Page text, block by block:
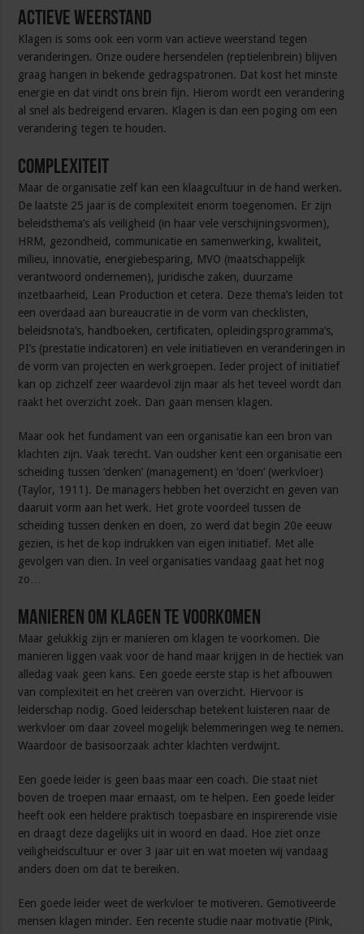
Actieve weerstand
Klagen is soms ook een vorm van actieve weerstand tegen
veranderingen. Onze oudere hersendelen (reptielenbrein) blijven
graag hangen in bekende gedragspatronen. Dat kost het minste
energie en dat vindt ons brein fijn. Hierom wordt een verandering
al snel als bedreigend ervaren. Klagen is dan een poging om een
verandering tegen te houden.
Complexiteit
Maar de organisatie zelf kan een klaagcultuur in de hand werken.
De laatste 25 jaar is de complexiteit enorm toegenomen. Er zijn
beleidsthema’s als veiligheid (in haar vele verschijningsvormen),
HRM, gezondheid, communicatie en samenwerking, kwaliteit,
milieu, innovatie, energiebesparing, MVO (maatschappelijk
verantwoord ondernemen), juridische zaken, duurzame
inzetbaarheid, Lean Production et cetera. Deze thema’s leiden tot
een overdaad aan bureaucratie in de vorm van checklisten,
beleidsnota’s, handboeken, certificaten, opleidingsprogramma’s,
PI’s (prestatie indicatoren) en vele initiatieven en veranderingen in
de vorm van projecten en werkgroepen. Ieder project of initiatief
kan op zichzelf zeer waardevol zijn maar als het teveel wordt dan
raakt het overzicht zoek. Dan gaan mensen klagen.
Maar ook het fundament van een organisatie kan een bron van
klachten zijn. Vaak terecht. Van oudsher kent een organisatie een
scheiding tussen ‘denken’ (management) en ‘doen’ (werkvloer)
(Taylor, 1911). De managers hebben het overzicht en geven van
daaruit vorm aan het werk. Het grote voordeel tussen de
scheiding tussen denken en doen, zo werd dat begin 20e eeuw
gezien, is het de kop indrukken van eigen initiatief. Met alle
gevolgen van dien. In veel organisaties vandaag gaat het nog
zo…
Manieren om klagen te voorkomen
Maar gelukkig zijn er manieren om klagen te voorkomen. Die
manieren liggen vaak voor de hand maar krijgen in de hectiek van
alledag vaak geen kans. Een goede eerste stap is het afbouwen
van complexiteit en het creëren van overzicht. Hiervoor is
leiderschap nodig. Goed leiderschap betekent luisteren naar de
werkvloer om daar zoveel mogelijk belemmeringen weg te nemen.
Waardoor de basisoorzaak achter klachten verdwijnt.
Een goede leider is geen baas maar een coach. Die staat niet
boven de troepen maar ernaast, om te helpen. Een goede leider
heeft ook een heldere praktisch toepasbare en inspirerende visie
en draagt deze dagelijks uit in woord en daad. Hoe ziet onze
veiligheidscultuur er over 3 jaar uit en wat moeten wij vandaag
anders doen om dat te bereiken.
Een goede leider weet de werkvloer te motiveren. Gemotiveerde
mensen klagen minder. Een recente studie naar motivatie (Pink,